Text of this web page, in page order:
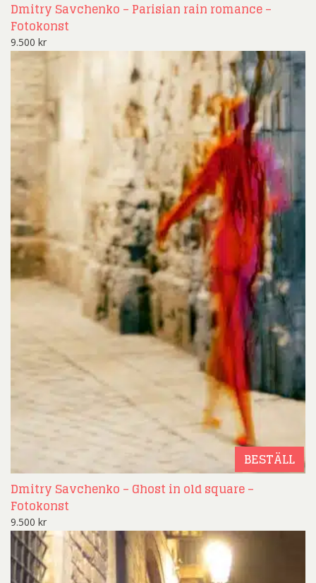
Dmitry Savchenko – Parisian rain romance –
Fotokonst
9.500 kr
BESTÄLL
Dmitry Savchenko – Ghost in old square –
Fotokonst
9.500 kr